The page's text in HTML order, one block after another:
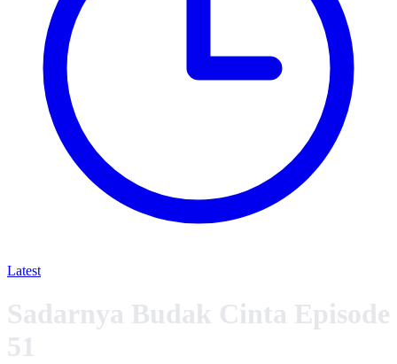
Latest
Sadarnya Budak Cinta Episode
51